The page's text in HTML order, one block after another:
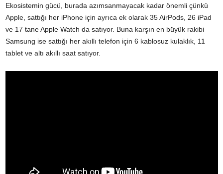
Ekosistemin gücü, burada azımsanmayacak kadar önemli çünkü
Apple, sattığı her iPhone için ayrıca ek olarak 35 AirPods, 26 iPad
ve 17 tane Apple Watch da satıyor. Buna karşın en büyük rakibi
Samsung ise sattığı her akıllı telefon için 6 kablosuz kulaklık, 11
tablet ve altı akıllı saat satıyor.